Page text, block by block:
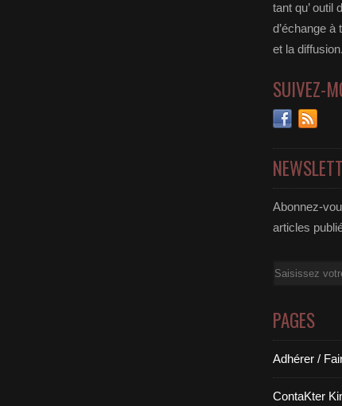
tant qu’ outil
d’échange à
et la diffusion.
SUIVEZ-
Abonnez-
articles
Email
PAGES
Adhérer /
ContaKter